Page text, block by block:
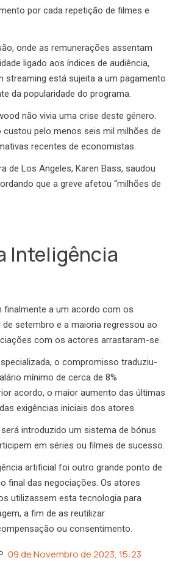
por cada repetição de filmes e
onde as remunerações assentam
ligado aos índices de audiência,
streaming está sujeita a um pagamento
da popularidade do programa.
não vivia uma crise deste género.
custou pelo menos seis mil milhões de
recentes de economistas.
de Los Angeles, Karen Bass, saudou
que a greve afetou “milhões de
Inteligência
finalmente a um acordo com os
setembro e a maioria regressou ao
com os actores arrastaram-se.
o compromisso traduziu-
mínimo de cerca de 8%
acordo, o maior aumento das últimas
exigências iniciais dos atores.
introduzido um sistema de bónus
em séries ou filmes de sucesso.
artificial foi outro grande ponto de
final das negociações. Os atores
utilizassem esta tecnologia para
a fim de as reutilizar
ou consentimento.
09 de Novembro de 2023, 15:23